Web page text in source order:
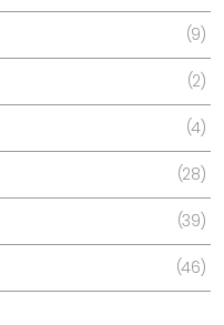
9
2
4
28
39
46